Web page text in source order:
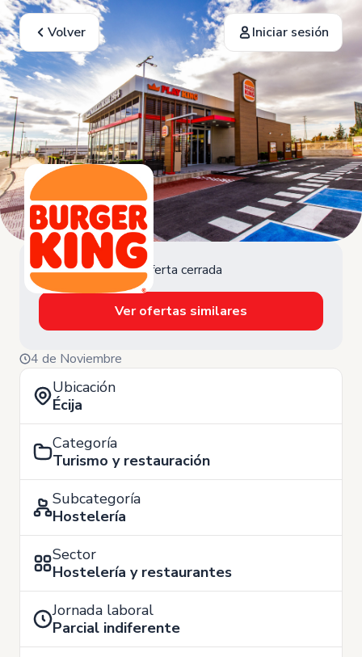
Volver Iniciar sesión
Oferta cerrada
Ver ofertas similares
4 de Noviembre
Ubicación
Écija
Categoría
Turismo y restauración
Subcategoría
Hostelería
Sector
Hostelería y restaurantes
Jornada laboral
Parcial indiferente